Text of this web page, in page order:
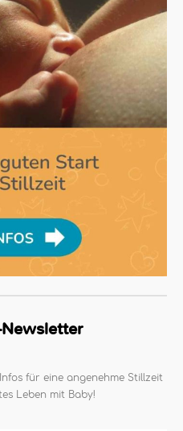
für eine angenehme Stillzeit
Leben mit Baby!